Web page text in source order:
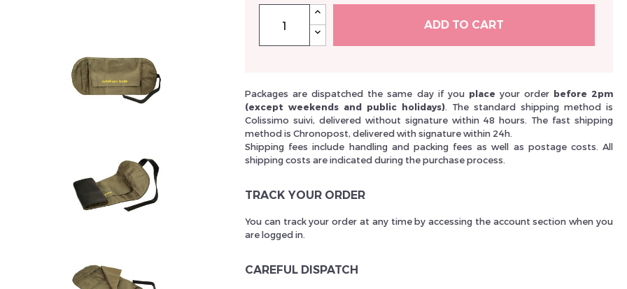
vous et ainsi bénéficier des tarifs professionnel
ADD TO CART
Packages are dispatched the same day if youplaceyour orderbefore 2pm
(except weekends and public holidays) . The standard shipping method is
Colissimo suivi, delivered without signature within 48 hours. The fast shipping
method is Chronopost, delivered with signature within 24h.
Shipping fees include handling and packing fees as well as postage costs. All
shipping costs are indicated during the purchase process.
TRACK YOUR ORDER
You can track your order at any time by accessing the account section when you
are logged in.
CAREFUL DISPATCH